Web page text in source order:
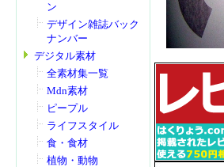
ン
デザイン雑誌バック
ナンバー
デジタル素材
全素材集一覧
Mdn素材
ピープル
ライフスタイル
食・食材
植物・動物